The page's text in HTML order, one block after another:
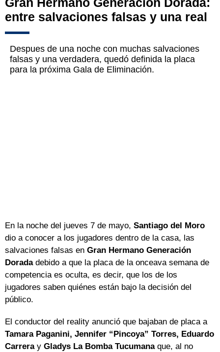
entre salvaciones falsas y una real
Despues de una noche con muchas salvaciones
falsas y una verdadera, quedó definida la placa
para la próxima Gala de Eliminación.
En la noche del jueves 7 de mayo, Santiago del Moro
dio a conocer a los jugadores dentro de la casa, las
salvaciones falsas en Gran Hermano Generación
Doradadebido a que la placa de la onceava semana de
competencia es oculta, es decir, que los de los
jugadores saben quiénes están bajo la decisión del
público.
El conductor del reality anunció que bajaban de placa a
Tamara Paganini, Jennifer “Pincoya” Torres, Eduardo
Carrera y Gladys La Bomba Tucumanaque, al no